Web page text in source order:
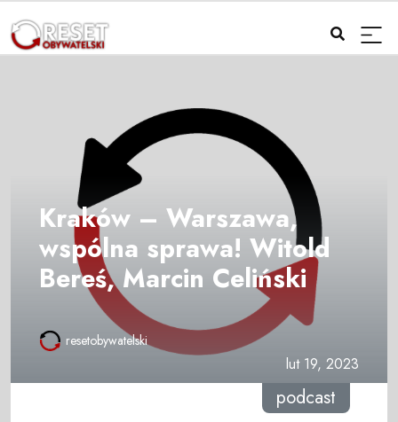
Kraków – Warszawa,
wspólna sprawa! Witold
Bereś, Marcin Celiński
resetobywatelski
lut 19, 2023
podcast